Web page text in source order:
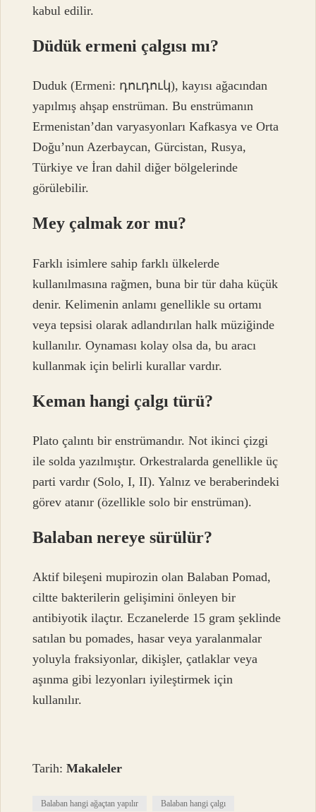
kabul edilir.
Düdük ermeni çalgısı mı?
Duduk (Ermeni: դուդուկ), kayısı ağacından
yapılmış ahşap enstrüman. Bu enstrümanın
Ermenistan’dan varyasyonları Kafkasya ve Orta
Doğu’nun Azerbaycan, Gürcistan, Rusya,
Türkiye ve İran dahil diğer bölgelerinde
görülebilir.
Mey çalmak zor mu?
Farklı isimlere sahip farklı ülkelerde
kullanılmasına rağmen, buna bir tür daha küçük
denir. Kelimenin anlamı genellikle su ortamı
veya tepsisi olarak adlandırılan halk müziğinde
kullanılır. Oynaması kolay olsa da, bu aracı
kullanmak için belirli kurallar vardır.
Keman hangi çalgı türü?
Plato çalıntı bir enstrümandır. Not ikinci çizgi
ile solda yazılmıştır. Orkestralarda genellikle üç
parti vardır (Solo, I, II). Yalnız ve beraberindeki
görev atanır (özellikle solo bir enstrüman).
Balaban nereye sürülür?
Aktif bileşeni mupirozin olan Balaban Pomad,
ciltte bakterilerin gelişimini önleyen bir
antibiyotik ilaçtır. Eczanelerde 15 gram şeklinde
satılan bu pomades, hasar veya yaralanmalar
yoluyla fraksiyonlar, dikişler, çatlaklar veya
aşınma gibi lezyonları iyileştirmek için
kullanılır.
Tarih:Makaleler
Balaban hangi ağaçtan yapılır Balaban hangi çalgı